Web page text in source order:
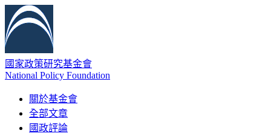
國家政策研究基金會
National Policy Foundation
關於基金會
全部文章
國政評論